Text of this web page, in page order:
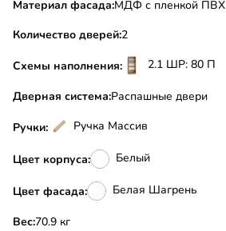
Материал фасада:МДФ с пленкой ПВХ
Количество дверей:2
Схемы наполнения: 2.1 ШР: 80 П
Дверная система:Распашные двери
Ручки: Ручка Массив
Цвет корпуса: Белый
Цвет фасада: Белая Шагрень
Вес:
70.9 кг